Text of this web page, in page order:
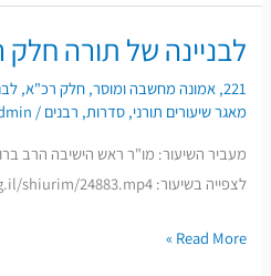
לבניינה של תורה
221
, אמונה מחשבה ומוסר,חלק רכ"א,
מאגר שיעורים תורני,סדרות, רבנים /
מעביר השיעור: מו"ר ראש הישיבה הרב
לצפייה בשיעור: http://files.hakotel.org.il/shiurim/24883.mp4
לבניינה
תורה
רכ"א
Read More »